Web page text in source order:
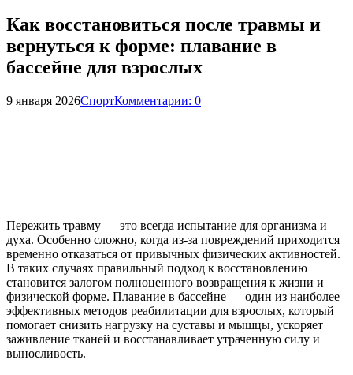
Как восстановиться после травмы и
вернуться к форме: плавание в
бассейне для взрослых
9 января 2026СпортКомментарии: 0
Пережить травму — это всегда испытание для организма и
духа. Особенно сложно, когда из-за повреждений приходится
временно отказаться от привычных физических активностей.
В таких случаях правильный подход к восстановлению
становится залогом полноценного возвращения к жизни и
физической форме. Плавание в бассейне — один из наиболее
эффективных методов реабилитации для взрослых, который
помогает снизить нагрузку на суставы и мышцы, ускоряет
заживление тканей и восстанавливает утраченную силу и
выносливость.